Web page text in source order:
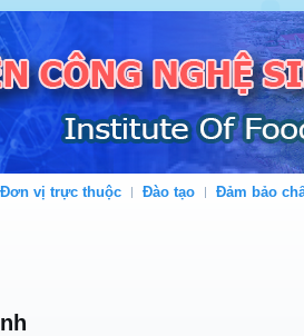
Đơn vị trực thuộc Đào tạo Đảm bảo